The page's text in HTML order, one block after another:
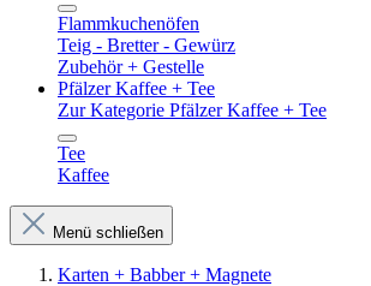
Flammkuchenöfen
Teig - Bretter - Gewürz
Zubehör + Gestelle
Pfälzer Kaffee + Tee
Zur Kategorie Pfälzer Kaffee + Tee
Tee
Kaffee
Menü schließen
Karten + Babber + Magnete